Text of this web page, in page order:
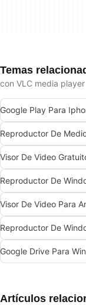
Temas
con VLC media player
Google Play Para
Visor De Video
Visor De Video Para
Google Drive Para
Artículos